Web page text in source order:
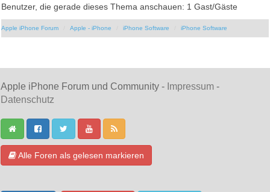
Benutzer, die gerade dieses Thema anschauen: 1 Gast/Gäste
Apple iPhone Forum Apple - iPhone iPhone Software iPhone Software
Apple iPhone Forum und Community - Impressum -
Datenschutz
Alle Foren als gelesen markieren